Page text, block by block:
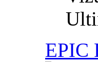
EPIC